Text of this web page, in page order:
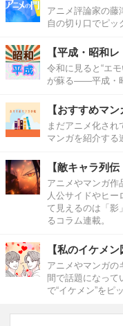
アニメ評論家の藤
自の切り口でピッ
【平成・昭和
令和に見ると“エ
が蘇る――平成・
【おすすめマン
まだアニメ化さ
マンガを紹介する
【敵キャラ列
アニメやマンガ作
人公サイドやヒ
て見えるのは「影
るコラム連載。
【私のイケメン
アニメやマンガの
間で話題になって
で“イケメン”をピ